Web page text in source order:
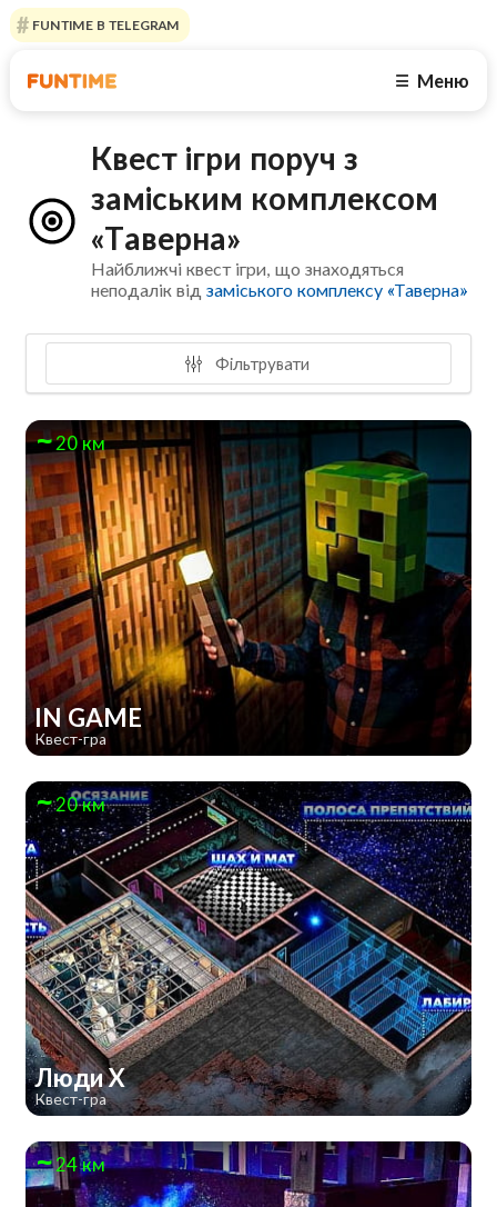
FUNTIME В TELEGRAM
☰ Меню
Квест ігри поруч з
заміським комплексом
«Таверна»
Найближчі квест ігри, що знаходяться
неподалік відзаміського комплексу «Таверна»
Фільтрувати
20 км
IN GAME
Квест-гра
20 км
Люди Х
Квест-гра
24 км